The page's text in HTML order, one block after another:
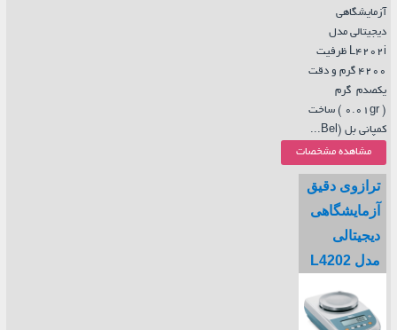
آزمایشگاهی
دیجیتالی مدل
L4202i ظرفیت
4200 گرم و دقت
یکصدم گرم
( 0.01gr ) ساخت
کمپانی بل (Bel...
مشاهده مشخصات
ترازوی دقیق
آزمایشگاهی
دیجیتالی
مدل L4202